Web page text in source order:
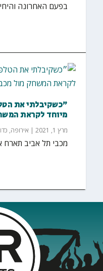
בפעם האחרונה
״כשקיבלתי את
מיוחד לקראת
מרץ 1, 2021 | אירופה,
מכבי תל אביב תארח את